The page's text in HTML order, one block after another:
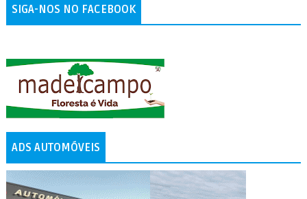
SIGA-NOS NO FACEBOOK
ADS AUTOMÓVEIS